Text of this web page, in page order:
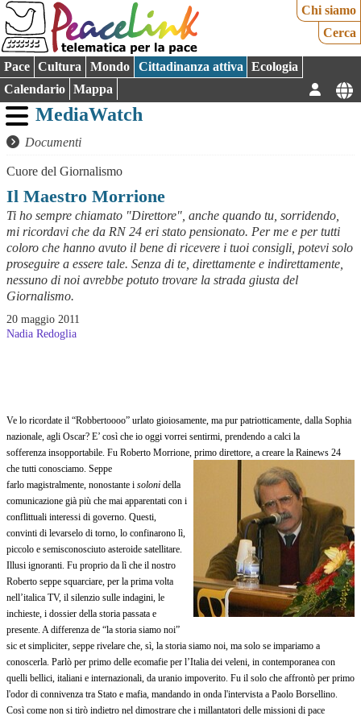
Chi siamo
Cerca
Pace Cultura Mondo Cittadinanza attiva
Ecologia
Calendario
Mappa
MediaWatch
Documenti
Cuore del Giornalismo
Il Maestro Morrione
Ti ho sempre chiamato "Direttore", anche quando tu, sorridendo,
mi ricordavi che da RN 24 eri stato pensionato. Per me e per tutti
coloro che hanno avuto il bene di ricevere i tuoi consigli, potevi solo
proseguire a essere tale. Senza di te, direttamente e indirettamente,
nessuno di noi avrebbe potuto trovare la strada giusta del
Giornalismo.
20 maggio 2011
Nadia Redoglia
Ve lo ricordate il “Robbertoooo” urlato gioiosamente, ma pur patriotticamente, dalla Sophia
nazionale, agli Oscar? E’ così che io oggi vorrei sentirmi, prendendo a calci la
sofferenza insopportabile. Fu Roberto Morrione, primo direttore, a creare la Rainews 24
che tutti conosciamo. Seppe
farlo magistralmente, nonostante i soloni della
comunicazione già più che mai apparentati con i
conflittuali interessi di governo. Questi,
convinti di levarselo di torno, lo confinarono lì,
piccolo e semisconosciuto asteroide satellitare.
Illusi ignoranti. Fu proprio da lì che il nostro
Roberto seppe squarciare, per la prima volta
nell’italica TV, il silenzio sulle indagini, le
inchieste, i dossier della storia passata e
presente. A differenza de “la storia siamo noi”
sic et simpliciter, seppe rivelare che, sì, la storia siamo noi, ma solo se impariamo a
conoscerla. Parlò per primo delle ecomafie per l’Italia dei veleni, in contemporanea con
quelli bellici, italiani e internazionali, da uranio impoverito. Fu il solo che affrontò per primo
l'odor di connivenza tra Stato e mafia, mandando in onda l'intervista a Paolo Borsellino.
Così come non si tirò indietro nel dimostrare che i millantatori delle missioni di pace